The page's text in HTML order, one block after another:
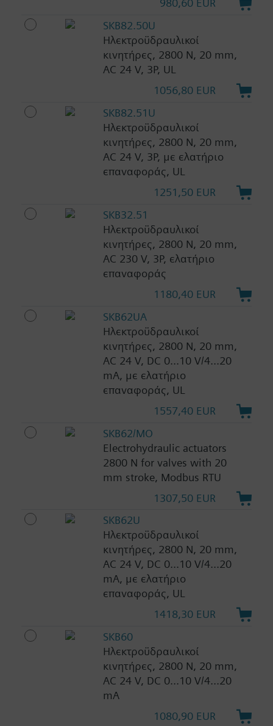
980,60 EUR
SKB82.50U
Ηλεκτροϋδραυλικοί
κινητήρες, 2800 N, 20 mm,
AC 24 V, 3P, UL
1056,80 EUR
SKB82.51U
Ηλεκτροϋδραυλικοί
κινητήρες, 2800 N, 20 mm,
AC 24 V, 3P, με ελατήριο
επαναφοράς, UL
1251,50 EUR
SKB32.51
Ηλεκτροϋδραυλικοί
κινητήρες, 2800 N, 20 mm,
AC 230 V, 3P, ελατήριο
επαναφοράς
1180,40 EUR
SKB62UA
Ηλεκτροϋδραυλικοί
κινητήρες, 2800 N, 20 mm,
AC 24 V, DC 0...10 V/4...20
mA, με ελατήριο
επαναφοράς, UL
1557,40 EUR
SKB62/MO
Electrohydraulic actuators
2800 N for valves with 20
mm stroke, Modbus RTU
1307,50 EUR
SKB62U
Ηλεκτροϋδραυλικοί
κινητήρες, 2800 N, 20 mm,
AC 24 V, DC 0...10 V/4...20
mA, με ελατήριο
επαναφοράς, UL
1418,30 EUR
SKB60
Ηλεκτροϋδραυλικοί
κινητήρες, 2800 N, 20 mm,
AC 24 V, DC 0...10 V/4...20
mA
1080,90 EUR